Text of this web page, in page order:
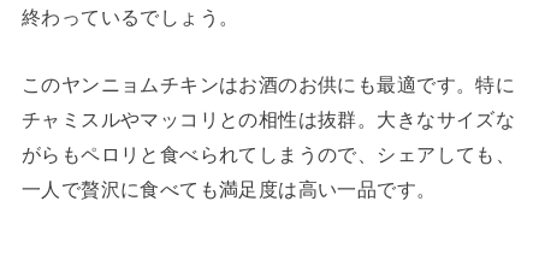
終わっているでしょう。
このヤンニョムチキンはお酒のお供にも最適です。特に
チャミスルやマッコリとの相性は抜群。大きなサイズな
がらもペロリと食べられてしまうので、シェアしても、
一人で贅沢に食べても満足度は高い一品です。